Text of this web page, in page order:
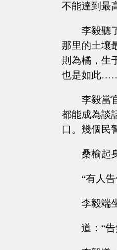
不能達到最
李毅聽
那里的土壤
則為橘，生
也是如此
李毅當
都能成為談
口。幾個民
桑榆起
“有人
李毅端
道：“